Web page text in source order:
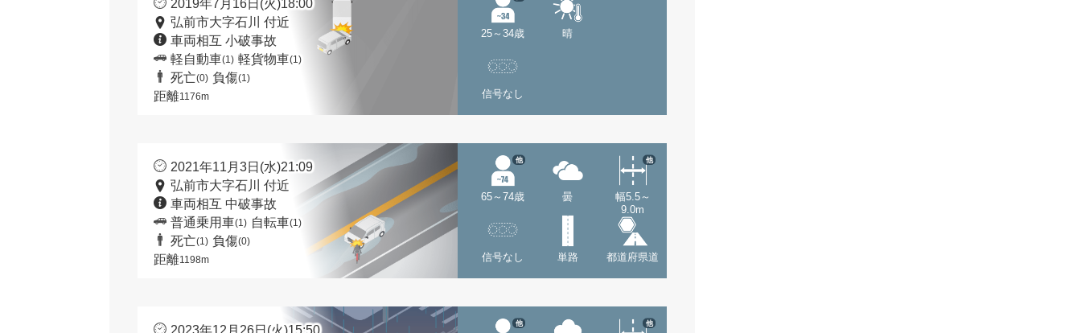
2019年7月16日(火)18:00
弘前市大字石川 付近
車両相互 小破事故
軽自動車(1) 軽貨物車(1)
死亡(0) 負傷(1)
距離1176m
25～34歳 晴
信号なし
2021年11月3日(水)21:09
弘前市大字石川 付近
車両相互 中破事故
普通乗用車(1) 自転車(1)
死亡(1) 負傷(0)
距離1198m
65～74歳
他
曇
幅5.5～
9.0m
他
信号なし 単路 都道府県道
2023年12月26日(火)15:50
他 他